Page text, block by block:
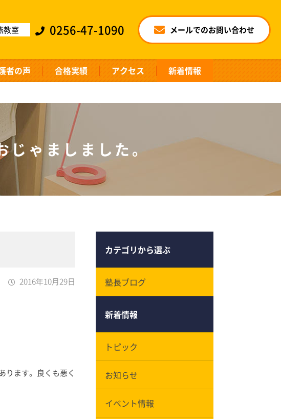
メールでのお問い合わせ
者の声 合格実績 アクセス 新着情報
教室 0256-47-1090
じゃましました。
2016年10月29日
ります。良くも悪く
カテゴリから選ぶ
塾長ブログ
新着情報
トピック
お知らせ
イベント情報